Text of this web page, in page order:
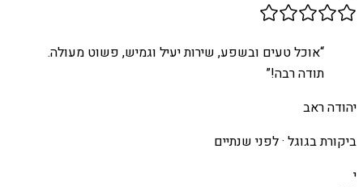
“אוכל טעים ובשפע, שירות יעיל וגמיש, פשוט מעולה.
תודה רבה!”
יהודה ראב
ביקורת בגוגל ·לפני שנתיים
י